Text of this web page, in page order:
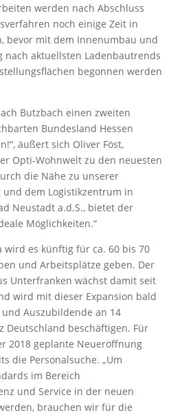
werden nach Abschluss
noch einige Zeit in
bevor mit dem Innenumbau und
nach aktuellsten Ladenbautrends
begonnen werden
Butzbach einen zweiten
Bundesland Hessen
äußert sich Oliver Föst,
Opti-Wohnwelt zu den neuesten
die Nähe zu unserer
dem Logistikzentrum in
Neustadt a.d.S., bietet der
Möglichkeiten.“
wird es künftig für ca. 60 bis 70
und Arbeitsplätze geben. Der
Unterfranken wächst damit seit
wird mit dieser Expansion bald
und Auszubildende an 14
Deutschland beschäftigen. Für
2018 geplante Neueröffnung
die Personalsuche. „Um
im Bereich
und Service in der neuen
brauchen wir für die